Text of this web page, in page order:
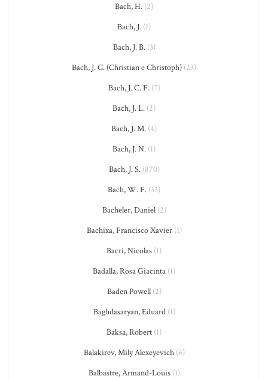
Bach, H. (2)
Bach, J. (1)
Bach, J. B.(3)
Bach, J. C. (Christian e Christoph) (23)
Bach, J. C. F.(7)
Bach, J. L. (2)
Bach, J. M. (4)
Bach, J. N. (1)
Bach, J. S.(870)
Bach, W. F. (33)
Bacheler, Daniel(2)
Bachixa, Francisco Xavier(1)
Bacri, Nicolas (1)
Badalla, Rosa Giacinta (1)
Baden Powell(2)
Baghdasaryan, Eduard(1)
Baksa, Robert (1)
Balakirev, Mily Alexeyevich(6)
Balbastre, Armand-Louis(1)